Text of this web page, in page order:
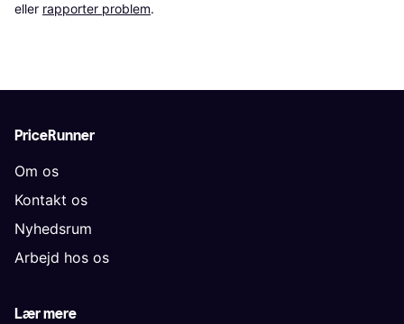
eller rapporter problem.
PriceRunner
Om os
Kontakt os
Nyhedsrum
Arbejd hos os
Lær mere